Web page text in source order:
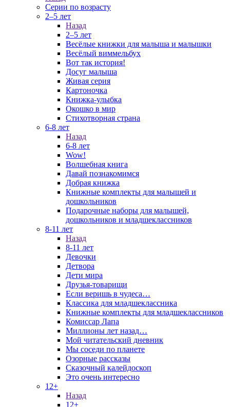
Серии по возрасту
2–5 лет
Назад
2–5 лет
Весёлые книжки для малыша и малышки
Весёлый виммельбух
Вот так история!
Досуг малыша
Живая серия
Картоночка
Книжка-улыбка
Окошко в мир
Стихотворная страна
6-8 лет
Назад
6-8 лет
Wow!
Волшебная книга
Давай познакомимся
Добрая книжка
Книжные комплекты для малышей и
дошкольников
Подарочные наборы для малышей,
дошкольников и младшеклассников
8-11 лет
Назад
8-11 лет
Девочки
Детвора
Дети мира
Друзья-товарищи
Если веришь в чудеса…
Классика для младшеклассника
Книжные комплекты для младшеклассников
Комиссар Лапа
Миллионы лет назад…
Мой читательский дневник
Мы соседи по планете
Озорные рассказы
Сказочный калейдоскоп
Это очень интересно
12+
Назад
12+